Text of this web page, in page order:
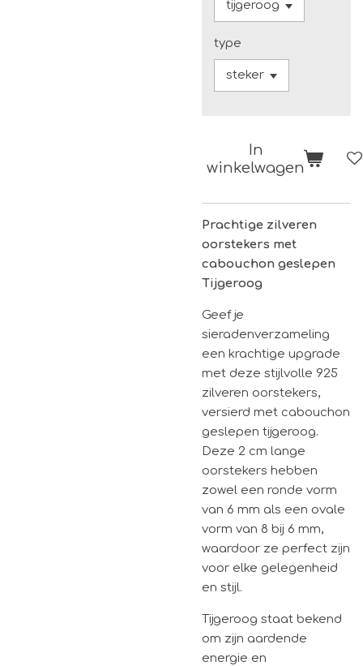
type
In
winkelwagen
Prachtige zilveren
oorstekers met
cabouchon geslepen
Tijgeroog
Geef je
sieradenverzameling
een krachtige upgrade
met deze stijlvolle 925
zilveren oorstekers,
versierd met cabouchon
geslepen tijgeroog.
Deze 2 cm lange
oorstekers hebben
zowel een ronde vorm
van 6 mm als een ovale
vorm van 8 bij 6 mm,
waardoor ze perfect zijn
voor elke gelegenheid
en stijl.
Tijgeroog staat bekend
om zijn aardende
energie en